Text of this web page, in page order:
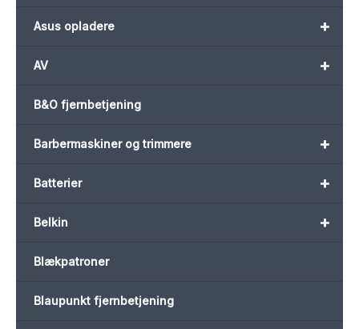
+
Asus opladere
+
AV
B&O fjernbetjening
+
Barbermaskiner og trimmere
+
Batterier
+
Belkin
Blækpatroner
Blaupunkt fjernbetjening